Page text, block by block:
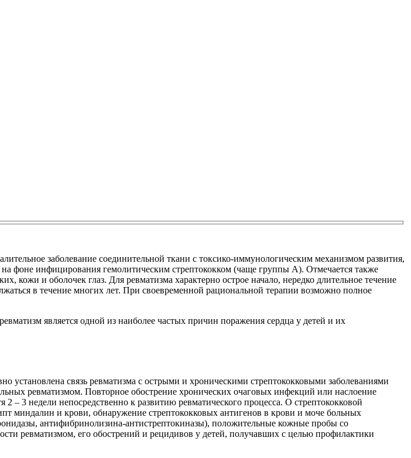
заболевание соединительной ткани с токсико-иммунологическим механизмом развития,
фоне инфицирования гемолитическим стрептококком (чаще группы А). Отмечается также
кожи и оболочек глаз. Для ревматизма характерно острое начало, нередко длительное течение
в течение многих лет. При своевременной рациональной терапии возможно полное
является одной из наиболее частых причин поражения сердца у детей и их
установлена связь ревматизма с острыми и хроническими стрептококковыми заболеваниями
ревматизмом. Повторное обострение хронических очаговых инфекций или наслоение
3 недели непосредственно к развитию ревматического процесса. О стрептококковой
миндалин и крови, обнаружение стрептококковых антигенов в крови и моче больных
антифибринолизина-антистрептокиназы), положительные кожные пробы со
ревматизмом, его обострений и рецидивов у детей, получавших с целью профилактики